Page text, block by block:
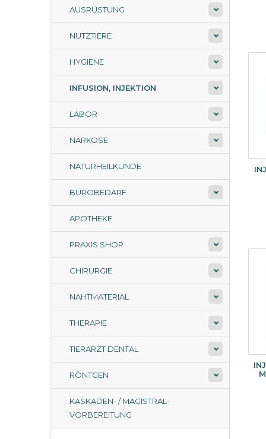
AUSRÜSTUNG
NUTZTIERE
HYGIENE
INFUSION, INJEKTION
LABOR
NARKOSE
NATURHEILKUNDE
BÜROBEDARF
APOTHEKE
PRAXIS SHOP
CHIRURGIE
NAHTMATERIAL
THERAPIE
TIERARZT DENTAL
RÖNTGEN
KASKADEN- / MAGISTRAL-
VORBEREITUNG